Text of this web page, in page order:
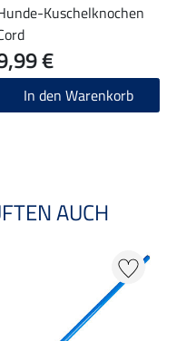
Kuschelknochen
€
In den Warenkorb
AUCH